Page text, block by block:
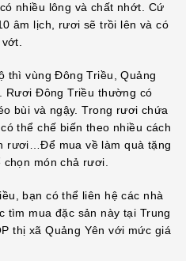
nhiều lông và chất nhớt. Cứ
âm lịch, rươi sẽ trồi lên và có
thì vùng Đông Triều, Quảng
Rươi Đông Triều thường có
bùi và ngậy. Trong rươi chứa
thể chế biến theo nhiều cách
rươi…Để mua về làm quà tặng
món chả rươi.
bạn có thể liên hệ các nhà
tìm mua đặc sản này tại Trung
thị xã Quảng Yên với mức giá